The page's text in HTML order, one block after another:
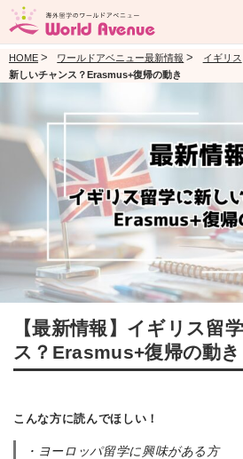
HOME > ワールドアベニュー最新情報 > イギリス
新しいチャンス？Erasmus+復帰の動き
【最新情報】イギリス留
ス？Erasmus+復帰の動き
こんな方に読んでほしい！
・ヨーロッパ留学に興味がある方